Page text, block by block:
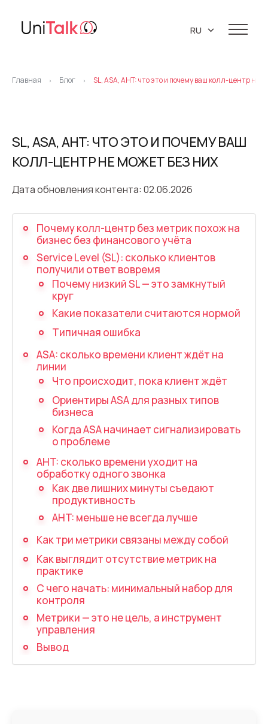
Виртуальная АТС
Виджет обратный звонок (Callback)
Запись телефонных разговоров
Речевая аналитика
UniTalk Contact Center
Автоматизация
Голосовой AI-агент
Автоматическая система
распределения звонков
Голосовой робот
UniTalk Chat
Автообзвон
Автоматический телефонный опрос
Автоматический перезвон клиентам
Автоинформатор
Интерактивное голосовое меню — IVR
Конструктор телефонных событий
Дополнительные услуги
Ресурсы
База знаний
О нас
Партнеры
Маркетинговые материалы
Карьера
Контакты
Поддержка 24/7
RU
Главная > Блог > SL, ASA, AHT: что это и почему ваш колл-центр не
SL, ASA, AHT: ЧТО ЭТО И ПОЧЕМУ ВАШ
КОЛЛ-ЦЕНТР НЕ МОЖЕТ БЕЗ НИХ
Дата обновления контента: 02.06.2026
Почему колл-центр без метрик похож на
бизнес без финансового учёта
Service Level (SL): сколько клиентов
получили ответ вовремя
Почему низкий SL — это замкнутый
круг
Какие показатели считаются нормой
Типичная ошибка
ASA: сколько времени клиент ждёт на
линии
Что происходит, пока клиент ждёт
Ориентиры ASA для разных типов
бизнеса
Когда ASA начинает сигнализировать
о проблеме
AHT: сколько времени уходит на
обработку одного звонка
Как две лишних минуты съедают
продуктивность
AHT: меньше не всегда лучше
Как три метрики связаны между собой
Как выглядит отсутствие метрик на
практике
С чего начать: минимальный набор для
контроля
Метрики — это не цель, а инструмент
управления
Вывод